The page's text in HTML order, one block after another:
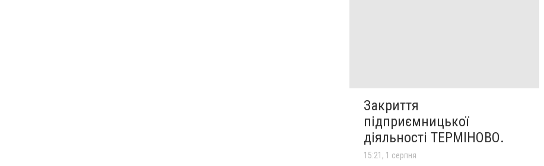
Закриття
підприємницької
діяльності ТЕРМІНОВО.
15:21, 1 серпня